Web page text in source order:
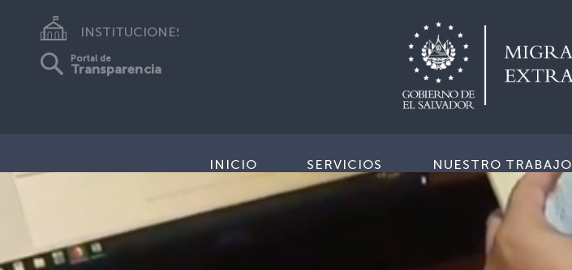
INSTITUCIONES
Portal de
Transparencia
INICIO SERVICIOS NUESTRO TRABAJO